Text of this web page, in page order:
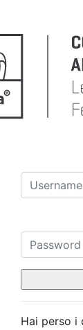
Hai perso i